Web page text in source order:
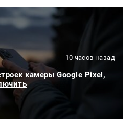
10 часов назад
камеры Google Pixel,